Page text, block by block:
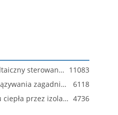
Nadążny system fotowoltaiczny sterowany komputerowo 11083
Metoda iteracyjna rozwiązywania zagadnienia brzegowego z dodatkowym warunkiem brzegowym
6118
Modelowanie przepływu ciepła przez izolację zbiorników kriogenicznych w module SolidWorks simulation 4736